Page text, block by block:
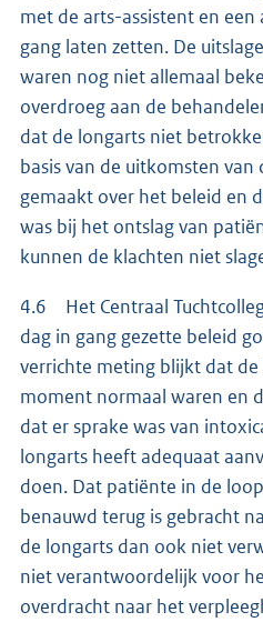
met de arts-assistent en
gang laten zetten. De
waren nog niet allemaal
overdroeg aan de
dat de longarts niet
basis van de uitkomsten van
gemaakt over het beleid en
was bij het ontslag van
kunnen de klachten niet
4.6 Het Centraal
dag in gang gezette beleid
verrichte meting blijkt dat
moment normaal waren en
dat er sprake was van
longarts heeft adequaat
doen. Dat patiënte in de
benauwd terug is gebracht
de longarts dan ook niet
niet verantwoordelijk voor
overdracht naar het